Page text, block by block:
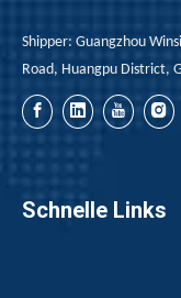
Shipper: Guangzhou
Road, Huangpu District,
Schnelle Links